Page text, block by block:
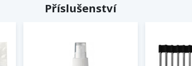
Příslušenství